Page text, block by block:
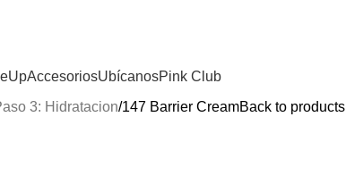
AccesoriosUbícanosPink Club
3: Hidratacion 147 Barrier CreamBack to products